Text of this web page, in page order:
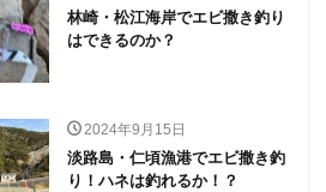
林崎・松江海岸でエビ撒き釣り
はできるのか？
2024年9月15日
淡路島・仁頃漁港でエビ撒き釣
り！ハネは釣れるか！？